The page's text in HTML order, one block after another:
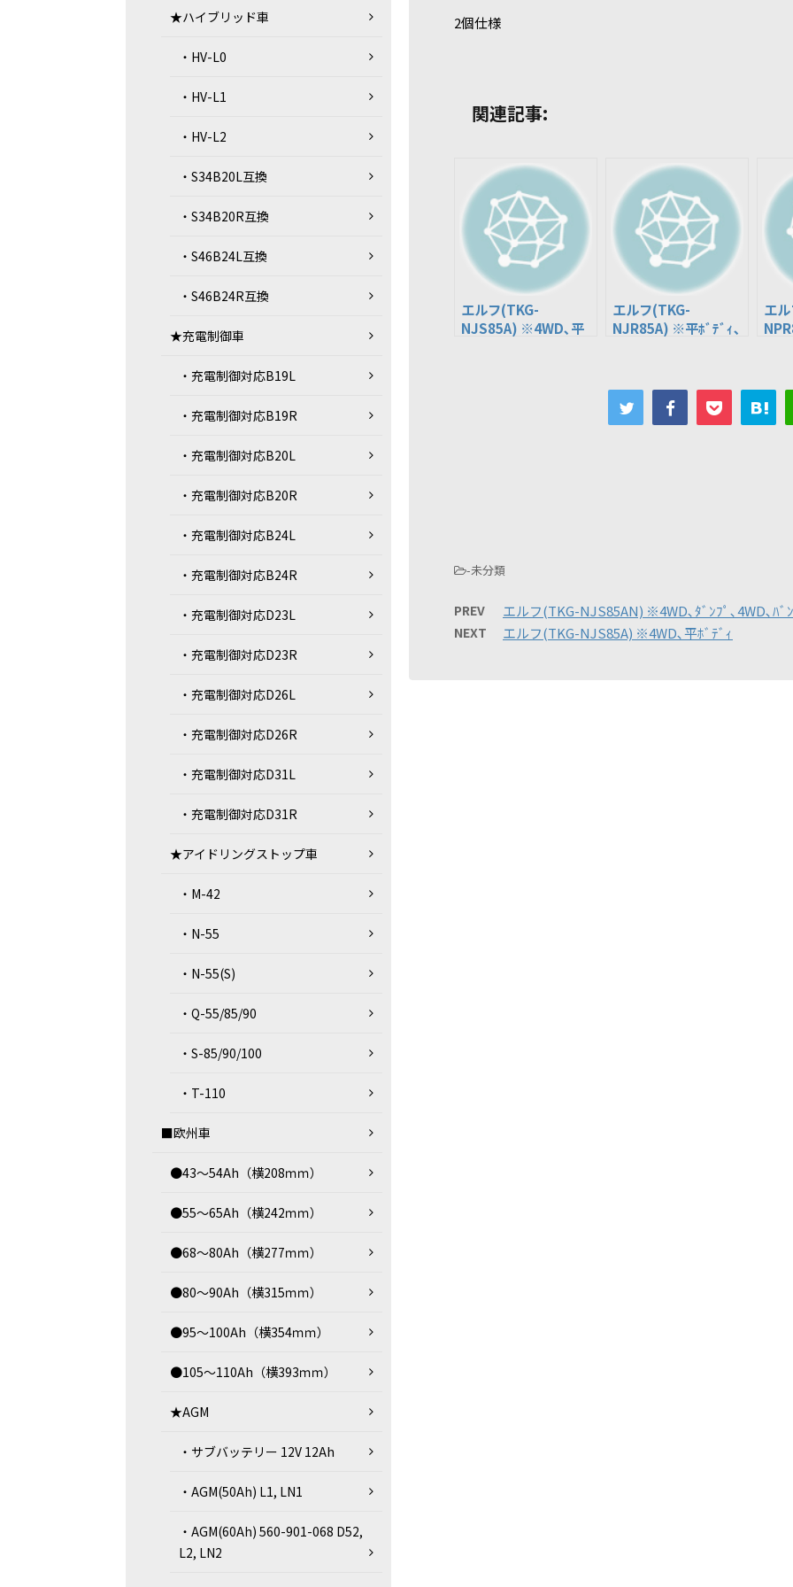
2個仕様
関連記事:
エルフ(TKG-
NJS85A) ※4WD､平
エルフ(TKG-
NJR85A) ※平ﾎﾞﾃﾞｨ､
エ
-未分類
PREV エルフ(TKG-NJS85AN) ※4WD､ﾀﾞﾝﾌﾟ､4WD､ﾊﾞﾝ
NEXT エルフ(TKG-NJS85A) ※4WD､平ﾎﾞﾃﾞｨ
★ハイブリッド車
・HV-L0
・HV-L1
・HV-L2
・S34B20L互換
・S34B20R互換
・S46B24L互換
・S46B24R互換
★充電制御車
・充電制御対応B19L
・充電制御対応B19R
・充電制御対応B20L
・充電制御対応B20R
・充電制御対応B24L
・充電制御対応B24R
・充電制御対応D23L
・充電制御対応D23R
・充電制御対応D26L
・充電制御対応D26R
・充電制御対応D31L
・充電制御対応D31R
★アイドリングストップ車
・M-42
・N-55
・N-55(S)
・Q-55/85/90
・S-85/90/100
・T-110
■欧州車
●43～54Ah（横208ｍｍ）
●55～65Ah（横242ｍｍ）
●68～80Ah（横277ｍｍ）
●80～90Ah（横315ｍｍ）
●95～100Ah（横354ｍｍ）
●105～110Ah（横393ｍｍ）
★AGM
・サブバッテリー 12V 12Ah
・AGM(50Ah) L1, LN1
・AGM(60Ah) 560-901-068 D52,
L2, LN2